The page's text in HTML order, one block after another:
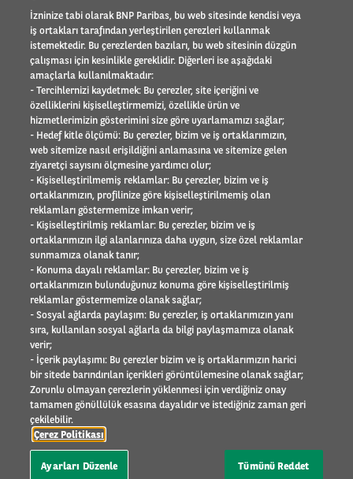
ORTAKLAR
Motor trade
HAKKIMIZDA
Uluslararası faaliyet alanı
Referanslar
Element - Arval Global Alliance
İnsan Kaynakları
Arval Mobility Observatory
Basın odası
Sosyal Sorumluluk
İletişim
SÜRÜCÜLER
Site Haritası
Yasal Bilgi
Bilgi Toplumu Hizmetleri
Çerez Politikası
Etik Uyarı
Şikayet
Kişisel Veri
İletişim Formu
İzninize tabi olarak BNP Paribas, bu web sitesinde kendisi veya
iş ortakları tarafından yerleştirilen çerezleri kullanmak
istemektedir. Bu çerezlerden bazıları, bu web sitesinin düzgün
çalışması için kesinlikle gereklidir. Diğerleri ise aşağıdaki
amaçlarla kullanılmaktadır:
- Tercihlernizi kaydetmek: Bu çerezler, site içeriğini ve
özelliklerini kişiselleştirmemizi, özellikle ürün ve
hizmetlerimizin gösterimini size göre uyarlamamızı sağlar;
- Hedef kitle ölçümü: Bu çerezler, bizim ve iş ortaklarımızın,
web sitemize nasıl erişildiğini anlamasına ve sitemize gelen
ziyaretçi sayısını ölçmesine yardımcı olur;
- Kişiselleştirilmemiş reklamlar: Bu çerezler, bizim ve iş
ortaklarımızın, profilinize göre kişiselleştirilmemiş olan
reklamları göstermemize imkan verir;
- Kişiselleştirilmiş reklamlar: Bu çerezler, bizim ve iş
ortaklarımızın ilgi alanlarınıza daha uygun, size özel reklamlar
sunmamıza olanak tanır;
- Konuma dayalı reklamlar: Bu çerezler, bizim ve iş
ortaklarımızın bulunduğunuz konuma göre kişiselleştirilmiş
reklamlar göstermemize olanak sağlar;
- Sosyal ağlarda paylaşım: Bu çerezler, iş ortaklarımızın yanı
sıra, kullanılan sosyal ağlarla da bilgi paylaşmamıza olanak
verir;
- İçerik paylaşımı: Bu çerezler bizim ve iş ortaklarımızın harici
bir sitede barındırılan içerikleri görüntülemesine olanak sağlar;
Zorunlu olmayan çerezlerin yüklenmesi için verdiğiniz onay
tamamen gönüllülük esasına dayalıdır ve istediğiniz zaman geri
çekilebilir.
Çerez Politikası
Ayarları Düzenle Tümünü Reddet